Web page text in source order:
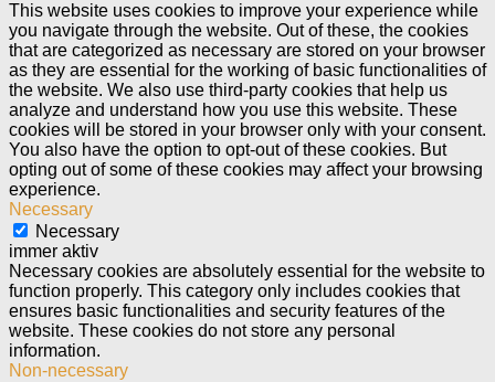
This website uses cookies to improve your experience while
you navigate through the website. Out of these, the cookies
that are categorized as necessary are stored on your browser
as they are essential for the working of basic functionalities of
the website. We also use third-party cookies that help us
analyze and understand how you use this website. These
cookies will be stored in your browser only with your consent.
You also have the option to opt-out of these cookies. But
opting out of some of these cookies may affect your browsing
experience.
Necessary
Necessary
immer aktiv
Necessary cookies are absolutely essential for the website to
function properly. This category only includes cookies that
ensures basic functionalities and security features of the
website. These cookies do not store any personal
information.
Non-necessary